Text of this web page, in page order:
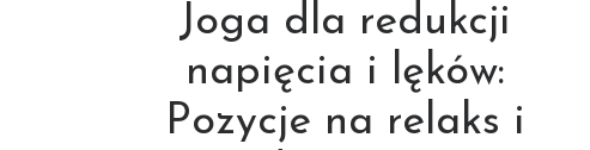
Joga dla redukcji
napięcia i lęków:
Pozycje na relaks i